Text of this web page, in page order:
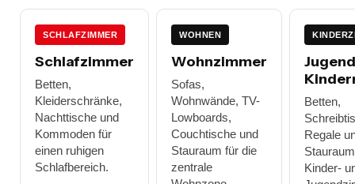
SCHLAFZIMMER
Schlafzimmer
Betten,
Kleiderschränke,
Nachttische und
Kommoden für
einen ruhigen
Schlafbereich.
WOHNEN
Wohnzimmer
Sofas,
Wohnwände, TV-
Lowboards,
Couchtische und
Stauraum für die
zentrale
Betten,
Regale
Kinder-